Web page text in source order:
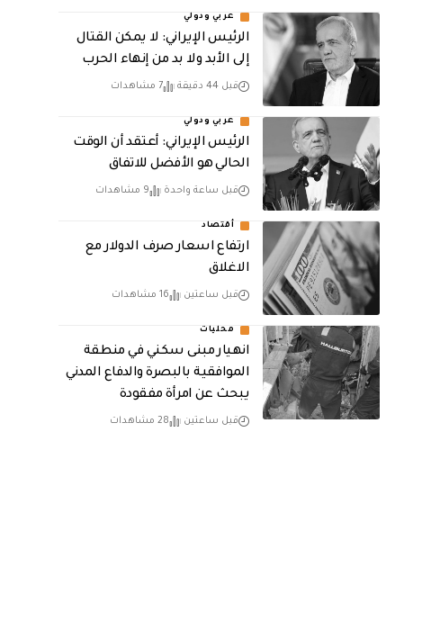
عربي ودولي
الرئيس الإيراني: لا يمكن القتال
إلى الأبد ولا بد من إنهاء الحرب
قبل 44 دقيقة 7 مشاهدات
عربي ودولي
الرئيس الإيراني: أعتقد أن الوقت
الحالي هو الأفضل للاتفاق
قبل ساعة واحدة 9 مشاهدات
أقتصاد
ارتفاع اسعار صرف الدولار مع
الاغلاق
قبل ساعتين 16 مشاهدات
محليات
انهيار مبنى سكني في منطقة
الموافقية بالبصرة والدفاع المدني
يبحث عن امرأة مفقودة
قبل ساعتين 28 مشاهدات